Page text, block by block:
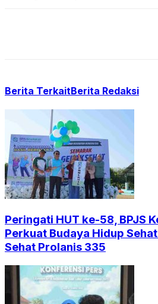
Berita TerkaitBerita Redaksi
Peringati HUT ke-58, BPJS
Perkuat Budaya Hidup
Sehat Prolanis 335